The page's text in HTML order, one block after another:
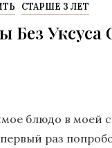
СТАРШЕ 3 ЛЕТ
Без Уксуса
блюдо в моей
раз